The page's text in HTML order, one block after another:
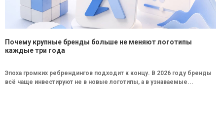
Почему крупные бренды больше не меняют логотипы
каждые три года
Эпоха громких ребрендингов подходит к концу. В 2026 году бренды
всё чаще инвестируют не в новые логотипы, а в узнаваемые...